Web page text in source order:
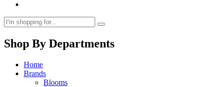
Shop By Departments
Home
Brands
Blooms